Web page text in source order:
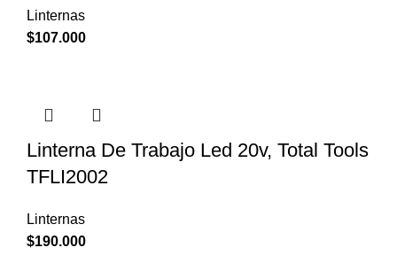
Linternas
$107.000
Linterna De Trabajo Led 20v, Total Tools
TFLI2002
Linternas
$190.000